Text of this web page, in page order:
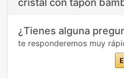
¿Tienes alguna
te responderemos muy